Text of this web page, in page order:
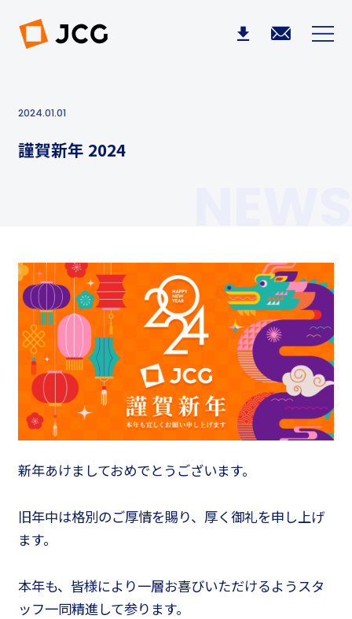
2024.01.01
謹賀新年 2024
新年あけましておめでとうございます。
旧年中は格別のご厚情を賜り、厚く御礼を申し上げ
ます。
本年も、皆様により一層お喜びいただけるようスタ
ッフ一同精進して参ります。